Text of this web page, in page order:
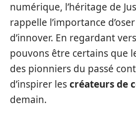
numérique, l’héritage de
rappelle l’importance
d’innover. En regardant
pouvons être certains que
des pionniers du passé
d’inspirer lescréateurs de
demain.